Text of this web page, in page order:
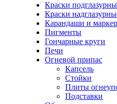
Краски
Краски
Карандаши и
Пигменты
Гончарные круги
Печи
Огневой припас
Капсель
Стойки
Плиты
Подставки